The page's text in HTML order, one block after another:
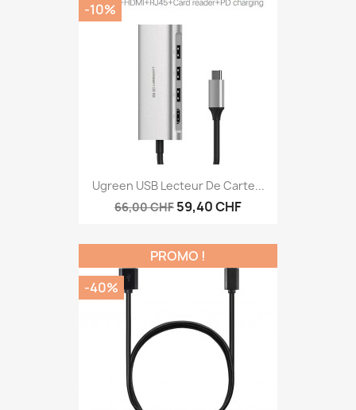
Ugreen USB Lecteur De Carte...
66,00 CHF 59,40 CHF
-10%
PROMO !
-40%